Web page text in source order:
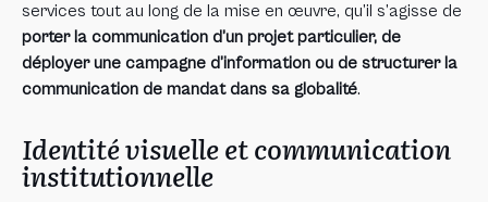
services tout au long de la mise en œuvre, qu’il s’agisse de
porter la communication d’un projet particulier, de
déployer une campagne d’information ou de structurer la
communication de mandat dans sa globalité.
Identité visuelle et communication
institutionnelle